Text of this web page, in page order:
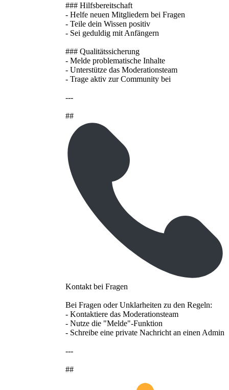
### Hilfsbereitschaft
- Helfe neuen Mitgliedern bei Fragen
- Teile dein Wissen positiv
- Sei geduldig mit Anfängern
### Qualitätssicherung
- Melde problematische Inhalte
- Unterstütze das Moderationsteam
- Trage aktiv zur Community bei
---
##
Kontakt bei Fragen
Bei Fragen oder Unklarheiten zu den Regeln:
- Kontaktiere das Moderationsteam
- Nutze die "Melde"-Funktion
- Schreibe eine private Nachricht an einen Admin
---
##